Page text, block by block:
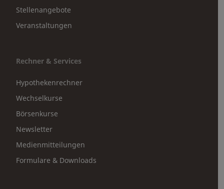
Stellenangebote
Veranstaltungen
Rechner & Services
Hypothekenrechner
Wechselkurse
Börsenkurse
Newsletter
Medienmitteilungen
Formulare & Downloads